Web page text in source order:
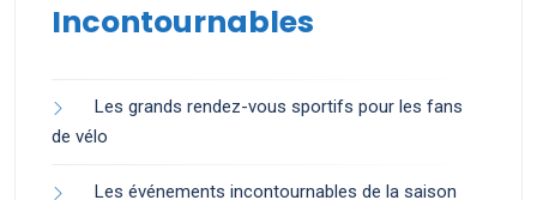
Incontournables
Les grands rendez-vous sportifs pour les fans
de vélo
Les événements incontournables de la saison